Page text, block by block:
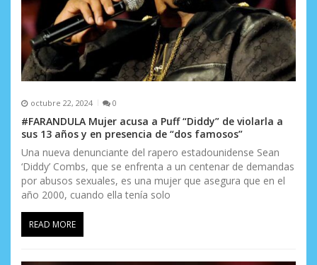
a
d
a
s
octubre 22, 2024 0
#FARANDULA Mujer acusa a Puff “Diddy” de violarla a
sus 13 años y en presencia de “dos famosos”
Una nueva denunciante del rapero estadounidense Sean
‘Diddy’ Combs, que se enfrenta a un centenar de demandas
por abusos sexuales, es una mujer que asegura que en el
año 2000, cuando ella tenía solo
READ MORE